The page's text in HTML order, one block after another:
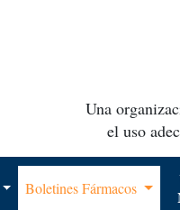
Una
el uso
Boletines Fármacos